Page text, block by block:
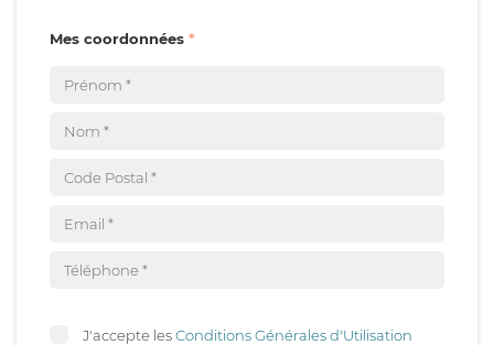
Mes coordonnées
J'accepte lesConditions Générales d'Utilisation